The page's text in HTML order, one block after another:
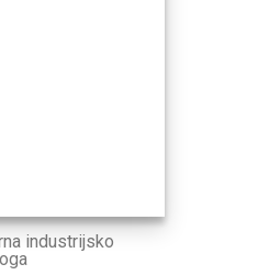
industrijsko